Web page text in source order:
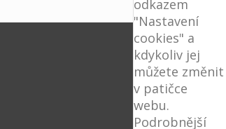
odkazem
"Nastavení
cookies" a
kdykoliv jej
můžete změnit
v patičce
webu.
Podrobnější